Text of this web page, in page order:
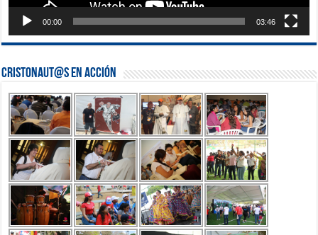
00:00 03:46
Cristonaut@s en Acción